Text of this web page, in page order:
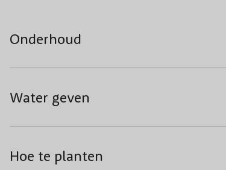
Onderhoud
Water geven
Hoe te planten